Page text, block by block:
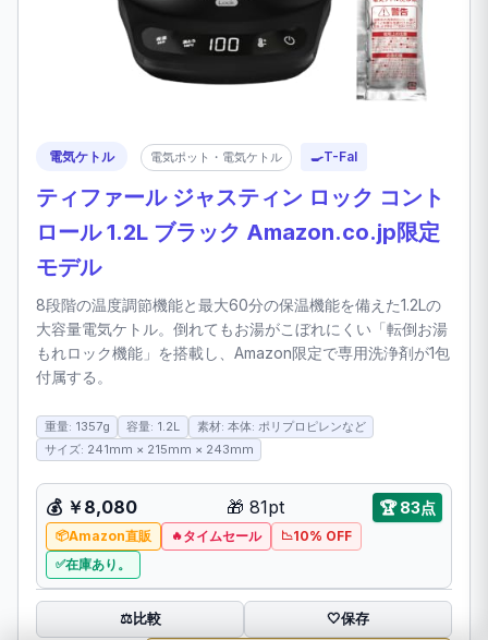
電気ケトル 電気ポット・電気ケトル 🍳T-Fal
ティファール ジャスティン ロック コント
ロール 1.2L ブラック Amazon.co.jp限定
モデル
8段階の温度調節機能と最大60分の保温機能を備えた1.2Lの
大容量電気ケトル。倒れてもお湯がこぼれにくい「転倒お湯
もれロック機能」を搭載し、Amazon限定で専用洗浄剤が1包
付属する。
重量: 1357g 容量: 1.2L
素材: 本体: ポリプロピレンなど
サイズ: 241mm × 215mm × 243mm
💰 ￥8,080 🎁 81pt 🏆83点
Amazon直販 タイムセール
10% OFF
在庫あり。
⚖️比較 🤍保存